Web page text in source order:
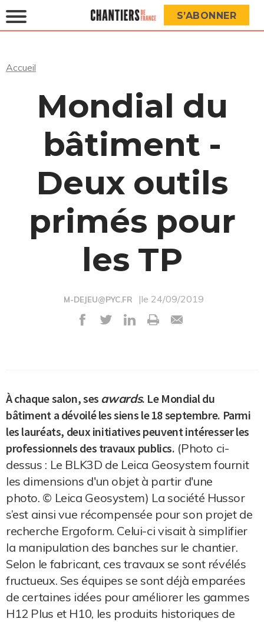
S’ABONNER
Accueil
Mondial du
bâtiment -
Deux outils
primés pour
les TP
M-DEJEU@PYC.FR |le 24/09/2019
À chaque salon, ses awards. Le Mondial du
bâtiment a dévoilé les siens le 18 septembre. Parmi
les lauréats, deux initiatives peuvent intéresser les
professionnels des travaux publics. (Photo ci-
dessus : Le BLK3D de Leica Geosystem fournit
les dimensions d'un objet à partir d'une
photo. © Leica Geosystem) La société Hussor
s’est ainsi vue récompensée pour son projet de
recherche Ergoform. Celui-ci visait à simplifier
la manipulation des banches sur le chantier.
Selon le fabricant, ces travaux se sont révélés
fructueux. Ses équipes se sont déjà emparées
de certaines idées pour améliorer les gammes
H12 Plus et H10, les produits historiques de